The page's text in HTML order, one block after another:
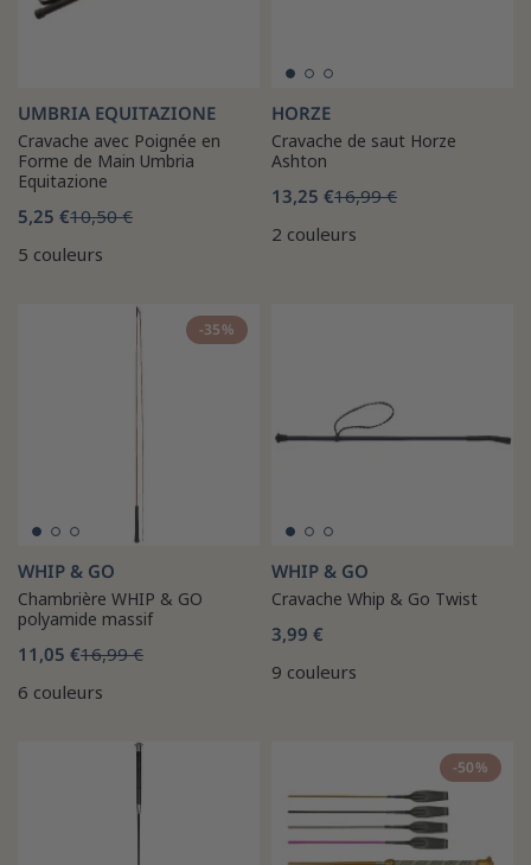
UMBRIA EQUITAZIONE
Cravache avec Poignée en
Forme de Main Umbria
Equitazione
5,25 €10,50 €
5 couleurs
HORZE
Cravache de saut Horze
Ashton
13,25 €16,99 €
2 couleurs
-35%
WHIP & GO
Chambrière WHIP & GO
polyamide massif
11,05 €16,99 €
6 couleurs
WHIP & GO
Cravache Whip & Go Twist
3,99 €
9 couleurs
-50%